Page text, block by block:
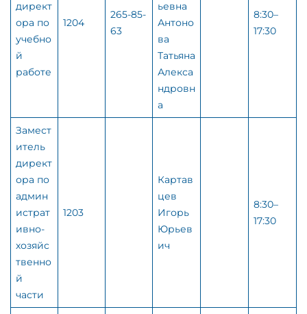
директ
ора по
учебно
й
работе
1204
265-85-
63
ьевна
Антоно
ва
Татьяна
Алекса
ндровн
а
8:30–
17:30
Замест
итель
директ
ора по
админ
истрат
ивно-
хозяйс
твенно
й
части
1203
Картав
цев
Игорь
Юрьев
ич
8:30–
17:30